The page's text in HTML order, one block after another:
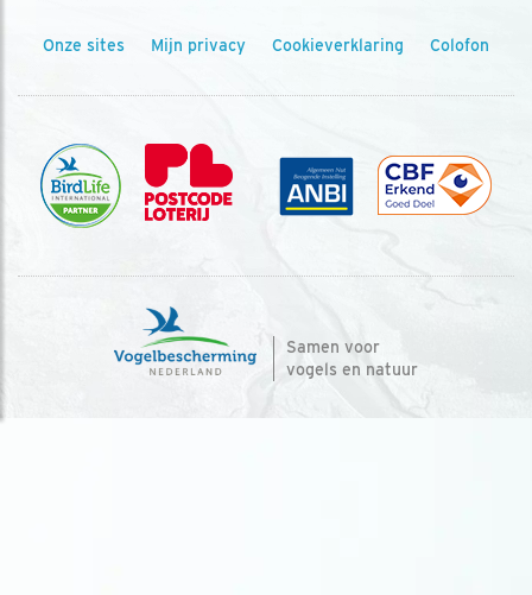
Onze sites Mijn privacy Cookieverklaring Colofon
Samen voor
vogels en natuur